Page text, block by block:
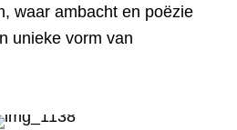
waar ambacht en poëzie
unieke vorm van